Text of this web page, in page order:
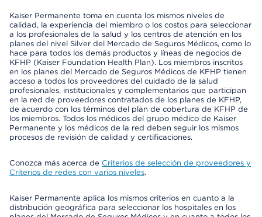
Kaiser Permanente toma en cuenta los mismos niveles de
calidad, la experiencia del miembro o los costos para seleccionar
a los profesionales de la salud y los centros de atención en los
planes del nivel Silver del Mercado de Seguros Médicos, como lo
hace para todos los demás productos y líneas de negocios de
KFHP (Kaiser Foundation Health Plan). Los miembros inscritos
en los planes del Mercado de Seguros Médicos de KFHP tienen
acceso a todos los proveedores del cuidado de la salud
profesionales, institucionales y complementarios que participan
en la red de proveedores contratados de los planes de KFHP,
de acuerdo con los términos del plan de cobertura de KFHP de
los miembros. Todos los médicos del grupo médico de Kaiser
Permanente y los médicos de la red deben seguir los mismos
procesos de revisión de calidad y certificaciones.
Conozca más acerca de Criterios de selección de proveedores y
Criterios de redes con varios niveles.
Kaiser Permanente aplica los mismos criterios en cuanto a la
distribución geográfica para seleccionar los hospitales en los